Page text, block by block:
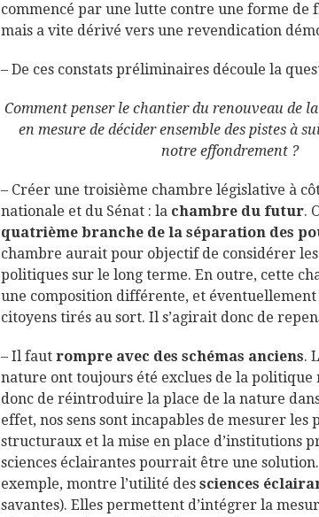
commencé par une lutte contre une forme de
mais a vite dérivé vers une revendication
– De ces constats préliminaires découle la
Comment penser le chantier du renouveau de
en mesure de décider ensemble des pistes à
notre effondrement ?
– Créer une troisième chambre législative à
nationale et du Sénat : la chambre du futur.
quatrième branche de la séparation des
chambre aurait pour objectif de considérer les
politiques sur le long terme. En outre, cette
une composition différente, et éventuellement
citoyens tirés au sort. Il s’agirait donc de
– Il faut rompre avec des schémas anciens.
nature ont toujours été exclues de la politique
donc de réintroduire la place de la nature
effet, nos sens sont incapables de mesurer les
structuraux et la mise en place d’institutions
sciences éclairantes pourrait être une
exemple, montre l’utilité des sciences
savantes). Elles permettent d’intégrer la